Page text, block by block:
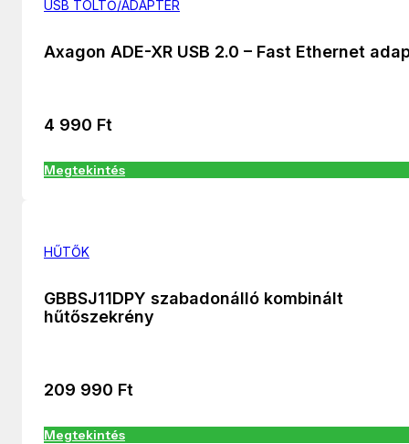
USB TÖLTŐ/ADAPTER
Axagon ADE-XR USB 2.0 – Fast Ethernet
4 990 Ft
Megtekintés
HŰTŐK
GBBSJ11DPY szabadonálló kombinált
hűtőszekrény
209 990 Ft
Megtekintés